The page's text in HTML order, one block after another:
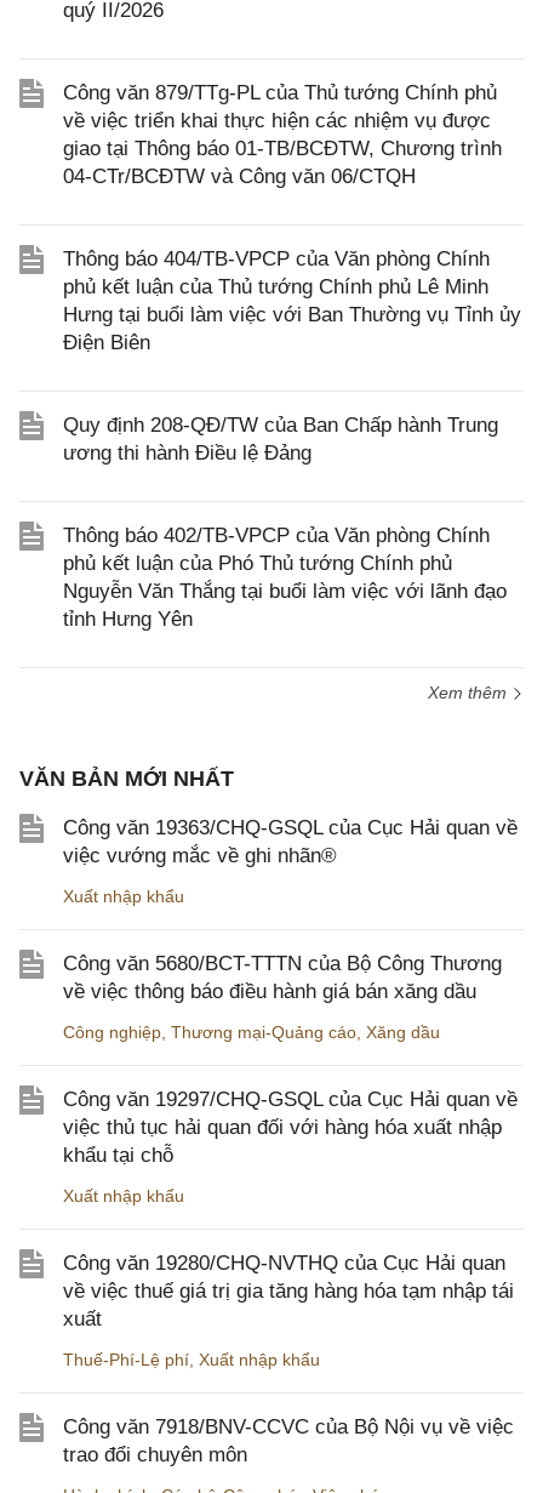
quý II/2026
Công văn 879/TTg-PL của Thủ tướng Chính phủ
về việc triển khai thực hiện các nhiệm vụ được
giao tại Thông báo 01-TB/BCĐTW, Chương trình
04-CTr/BCĐTW và Công văn 06/CTQH
Thông báo 404/TB-VPCP của Văn phòng Chính
phủ kết luận của Thủ tướng Chính phủ Lê Minh
Hưng tại buổi làm việc với Ban Thường vụ Tỉnh ủy
Điện Biên
Quy định 208-QĐ/TW của Ban Chấp hành Trung
ương thi hành Điều lệ Đảng
Thông báo 402/TB-VPCP của Văn phòng Chính
phủ kết luận của Phó Thủ tướng Chính phủ
Nguyễn Văn Thắng tại buổi làm việc với lãnh đạo
tỉnh Hưng Yên
Xem thêm
VĂN BẢN MỚI NHẤT
Công văn 19363/CHQ-GSQL của Cục Hải quan về
việc vướng mắc về ghi nhãn®
Xuất nhập khẩu
Công văn 5680/BCT-TTTN của Bộ Công Thương
về việc thông báo điều hành giá bán xăng dầu
Công nghiệp Thương mại-Quảng cáo Xăng dầu
Công văn 19297/CHQ-GSQL của Cục Hải quan về
việc thủ tục hải quan đối với hàng hóa xuất nhập
khẩu tại chỗ
Xuất nhập khẩu
Công văn 19280/CHQ-NVTHQ của Cục Hải quan
về việc thuế giá trị gia tăng hàng hóa tạm nhập tái
xuất
Thuế-Phí-Lệ phí Xuất nhập khẩu
Công văn 7918/BNV-CCVC của Bộ Nội vụ về việc
trao đổi chuyên môn